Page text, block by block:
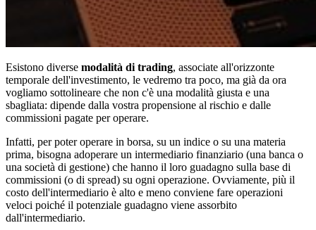
Esistono diverse modalità di trading, associate all'orizzonte
temporale dell'investimento, le vedremo tra poco, ma già da ora
vogliamo sottolineare che non c'è una modalità giusta e una
sbagliata: dipende dalla vostra propensione al rischio e dalle
commissioni pagate per operare.
Infatti, per poter operare in borsa, su un indice o su una materia
prima, bisogna adoperare un intermediario finanziario (una banca o
una società di gestione) che hanno il loro guadagno sulla base di
commissioni (o di spread) su ogni operazione. Ovviamente, più il
costo dell'intermediario è alto e meno conviene fare operazioni
veloci poiché il potenziale guadagno viene assorbito
dall'intermediario.